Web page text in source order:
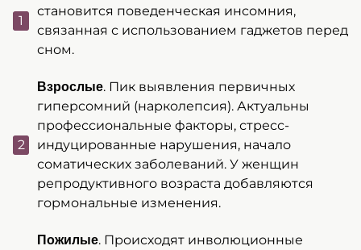
становится поведенческая инсомния,
связанная с использованием гаджетов перед
сном.
Взрослые. Пик выявления первичных
гиперсомний (нарколепсия). Актуальны
профессиональные факторы, стресс-
индуцированные нарушения, начало
соматических заболеваний. У женщин
репродуктивного возраста добавляются
гормональные изменения.
Пожилые. Происходят инволюционные